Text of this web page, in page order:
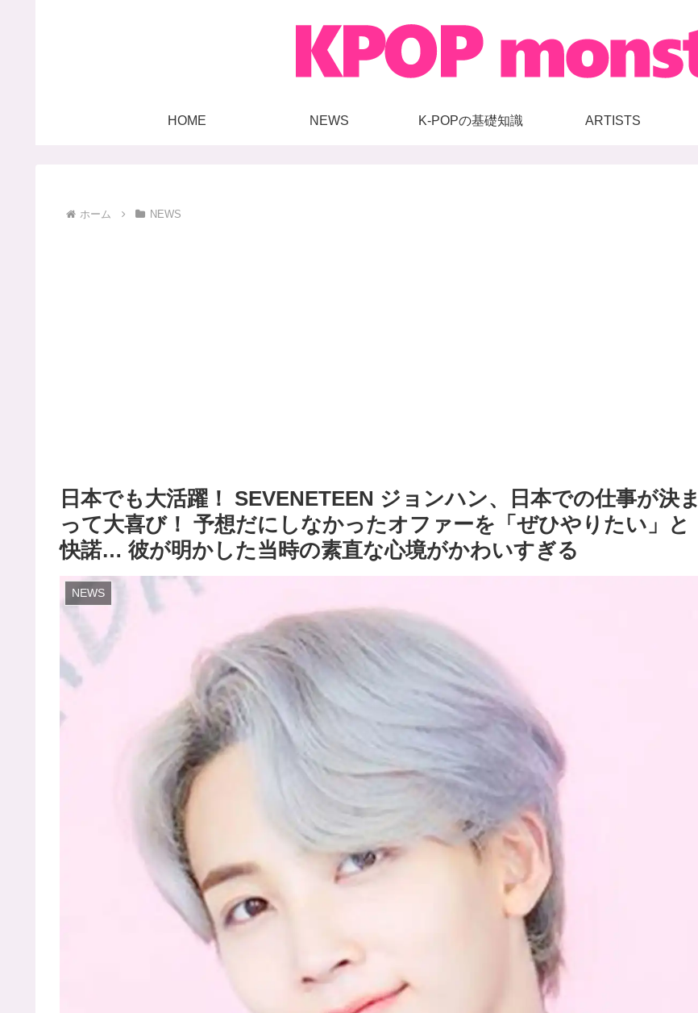
HOME NEWS K-POPの基礎知識 ARTISTS
ホーム NEWS
日本でも大活躍！ SEVENETEEN ジョンハン、日本での仕事が決ま
って大喜び！ 予想だにしなかったオファーを「ぜひやりたい」と
快諾… 彼が明かした当時の素直な心境がかわいすぎる
NEWS